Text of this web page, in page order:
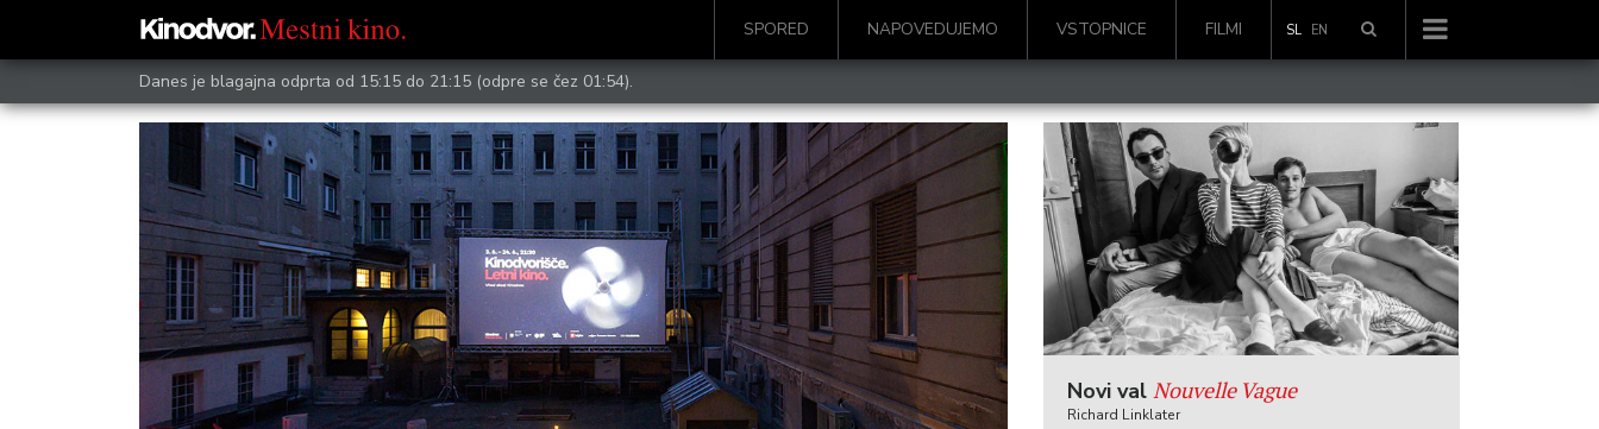
SPORED NAPOVEDUJEMO VSTOPNICE FILMI SL EN
Danes je blagajna odprta od 15:15 do 21:15 (odpre se čez 01:54).
Novi val Nouvelle Vague
Richard Linklater